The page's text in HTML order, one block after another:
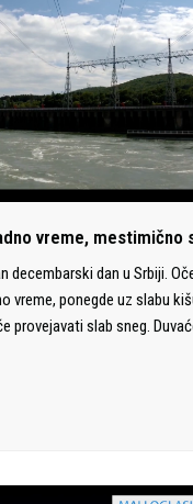
vreme, mestimično
decembarski dan u Srbiji.
vreme, ponegde uz slabu
provejavati slab sneg.